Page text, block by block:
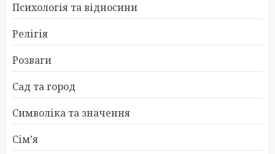
Психологія та відносини
Релігія
Розваги
Сад та город
Символіка та значення
Сім’я